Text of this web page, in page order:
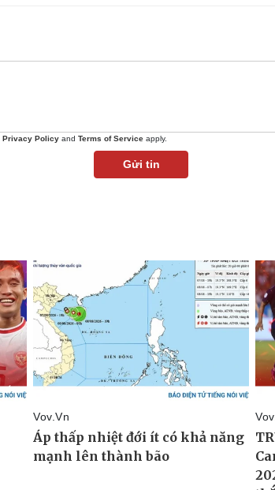
Privacy Policy and Terms of Service apply.
Gửi tin